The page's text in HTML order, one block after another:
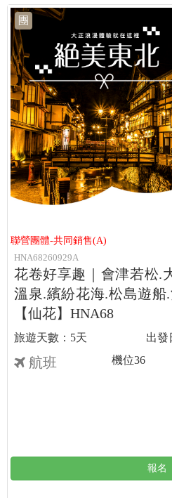
團
聯營團體-共同銷售(A)
HNA68260929A
花卷好享趣｜會津若松.
溫泉.繽紛花海.松島遊船
【仙花】HNA68
5天
航班 機位36
報名